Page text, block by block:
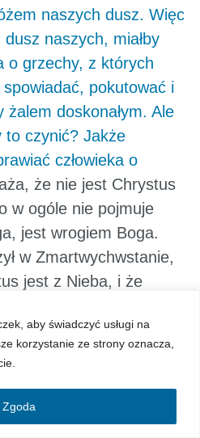
aby świadczyć usługi na
korzystanie ze strony oznacza,
Zgoda
naszych dusz. Więc
naszych, miałby
o grzechy, z których
pokutować i
żalem doskonałym. Ale
to czynić? Jakże
człowieka o
że nie jest Chrystus
w ogóle nie pojmuje
jest wrogiem Boga.
w Zmartwychwstanie,
jest z Nieba, i że
na Ziemię i wcielił się
dać nam to, co tylko On
tę sytuację,
Chrystusa, nie uznał